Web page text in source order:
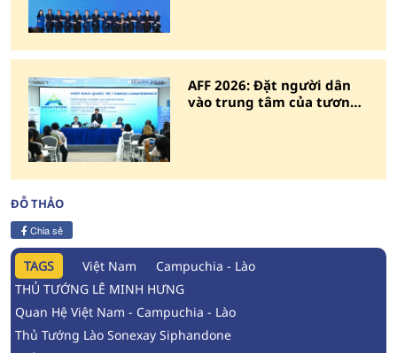
AFF 2026: Đặt người dân
vào trung tâm của tương
ĐỖ THẢO
Chia sẻ
TAGS Việt Nam
Campuchia - Lào
THỦ TƯỚNG LÊ MINH HƯNG
Quan Hệ Việt Nam - Campuchia - Lào
Thủ Tướng Lào Sonexay Siphandone